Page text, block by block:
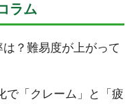
ラム
？難易度が上がって
で「クレーム」と「疲